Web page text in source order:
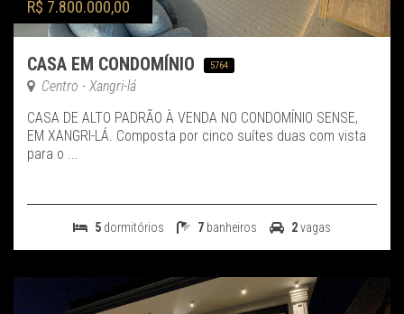
R$ 7.800.000,00
CASA EM CONDOMÍNIO 5764
Centro - Xangri-lá
CASA DE ALTO PADRÃO À VENDA NO CONDOMÍNIO SENSE,
EM XANGRI-LÁ. Composta por cinco suítes duas com vista
para o ...
5 dormitórios 7 banheiros 2vagas